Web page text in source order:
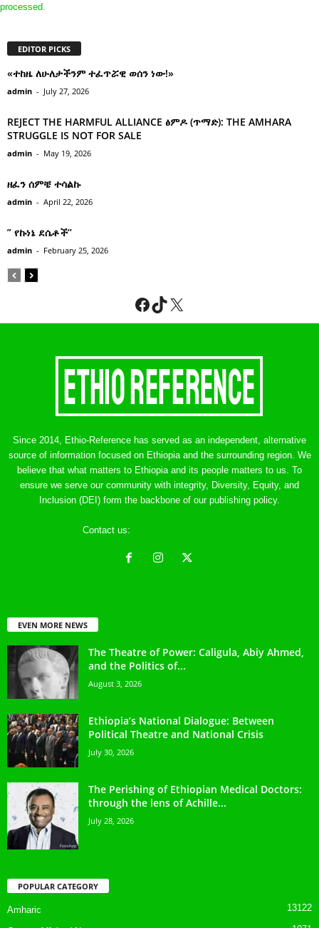
processed.
EDITOR PICKS
«ተከዜ ለሁለታችንም ተፈጥሯዊ ወሰን ነው!»
admin - July 27, 2026
REJECT THE HARMFUL ALLIANCE ፅምዶ (ጥማድ): THE AMHARA
STRUGGLE IS NOT FOR SALE
admin - May 19, 2026
ዘፈን ሰምቼ ተሳልኩ
admin - April 22, 2026
” የኩነኔ ደሴቶች’’
admin - February 25, 2026
Facebook
TikTok
X
Since 2014, Ethio-Reference has served as an independent, alternative
source of information focused on Ethiopia and the surrounding region. We
believe that what matters to Ethiopia and its people matters to us. To
ensure we serve our community with integrity, Diversity, Equity, and
Inclusion (DEI) form the backbone of our publishing policy.
Contact us:
EVEN MORE NEWS
The Theatre of Power: Caligula, Abiy Ahmed,
and the Politics of...
August 3, 2026
Ethiopia’s National Dialogue: Between
Political Theatre and National Crisis
July 30, 2026
The Perishing of Ethiopian Medical Doctors:
through the lens of Achille...
July 28, 2026
POPULAR CATEGORY
Amharic 13122